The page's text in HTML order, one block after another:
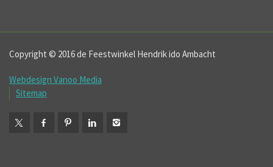
Copyright © 2016 de Feestwinkel Hendrik ido Ambacht
Webdesign Vanoo Media
Sitemap